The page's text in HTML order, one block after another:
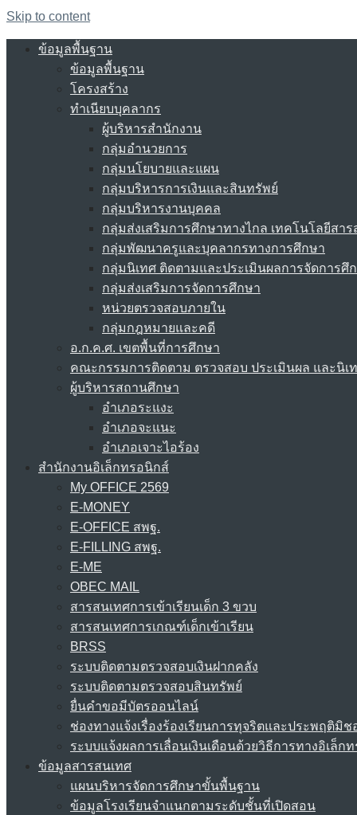
Skip to content
ข้อมูลพื้นฐาน
ข้อมูลพื้นฐาน
โครงสร้าง
ทำเนียบบุคลากร
ผู้บริหารสำนักงาน
กลุ่มอำนวยการ
กลุ่มนโยบายและแผน
กลุ่มบริหารการเงินและสินทรัพย์
กลุ่มบริหารงานบุคคล
กลุ่มส่งเสริมการศึกษาทางไกล เทคโนโลยีสา
กลุ่มพัฒนาครูและบุคลากรทางการศึกษา
กลุ่มนิเทศ ติดตามและประเมินผลการจัดการศึ
กลุ่มส่งเสริมการจัดการศึกษา
หน่วยตรวจสอบภายใน
กลุ่มกฎหมายและคดี
อ.ก.ค.ศ. เขตพื้นที่การศึกษา
คณะกรรมการติดตาม ตรวจสอบ ประเมินผล และนิเ
ผู้บริหารสถานศึกษา
อำเภอระแงะ
อำเภอจะแนะ
อำเภอเจาะไอร้อง
สำนักงานอิเล็กทรอนิกส์
My OFFICE 2569
E-MONEY
E-OFFICE สพฐ.
E-FILLING สพฐ.
E-ME
OBEC MAIL
สารสนเทศการเข้าเรียนเด็ก 3 ขวบ
สารสนเทศการเกณฑ์เด็กเข้าเรียน
BRSS
ระบบติดตามตรวจสอบเงินฝากคลัง
ระบบติดตามตรวจสอบสินทรัพย์
ยื่นคำขอมีบัตรออนไลน์
ช่องทางแจ้งเรื่องร้องเรียนการทุจริตและประพฤติมิช
ระบบแจ้งผลการเลื่อนเงินเดือนด้วยวิธีการทางอิเล็ก
ข้อมูลสารสนเทศ
แผนบริหารจัดการศึกษาขั้นพื้นฐาน
ข้อมูลโรงเรียนจำแนกตามระดับชั้นที่เปิดสอน